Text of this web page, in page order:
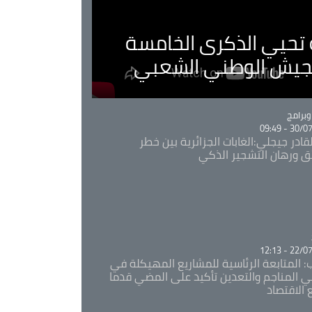
تحيي الذكرى الخامسة
الوطني الشعبي
30/07/
جيجلي:الغابات الجزائرية بين خطر
ورهان التشجير الذكي
22/07/
المتابعة الرئاسية للمشاريع المهيكلة في
المناجم والتعدين تأكيد على المضي قدما
الاقتصاد